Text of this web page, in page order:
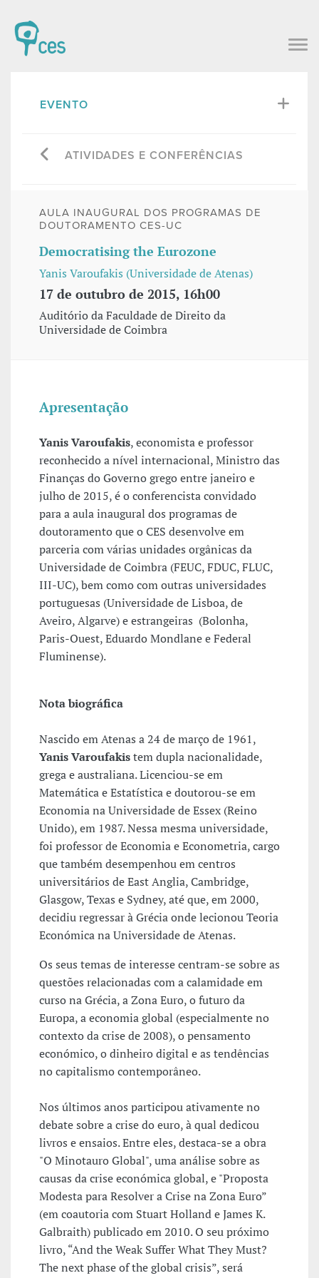
EVENTO
ATIVIDADES E CONFERÊNCIAS
AULA INAUGURAL DOS PROGRAMAS DE
DOUTORAMENTO CES-UC
Democratising the Eurozone
Yanis Varoufakis (Universidade de Atenas)
17 de outubro de 2015, 16h00
Auditório da Faculdade de Direito da
Universidade de Coimbra
Apresentação
Yanis Varoufakis, economista e professor
reconhecido a nível internacional, Ministro das
Finanças do Governo grego entre janeiro e
julho de 2015, é o conferencista convidado
para a aula inaugural dos programas de
doutoramento que o CES desenvolve em
parceria com várias unidades orgânicas da
Universidade de Coimbra (FEUC, FDUC, FLUC,
III-UC), bem como com outras universidades
portuguesas (Universidade de Lisboa, de
Aveiro, Algarve) e estrangeiras (Bolonha,
Paris-Ouest, Eduardo Mondlane e Federal
Fluminense).
Nota biográfica
Nascido em Atenas a 24 de março de 1961,
Yanis Varoufakistem dupla nacionalidade,
grega e australiana. Licenciou-se em
Matemática e Estatística e doutorou-se em
Economia na Universidade de Essex (Reino
Unido), em 1987. Nessa mesma universidade,
foi professor de Economia e Econometria, cargo
que também desempenhou em centros
universitários de East Anglia, Cambridge,
Glasgow, Texas e Sydney, até que, em 2000,
decidiu regressar à Grécia onde lecionou Teoria
Económica na Universidade de Atenas.
Os seus temas de interesse centram-se sobre as
questões relacionadas com a calamidade em
curso na Grécia, a Zona Euro, o futuro da
Europa, a economia global (especialmente no
contexto da crise de 2008), o pensamento
económico, o dinheiro digital e as tendências
no capitalismo contemporâneo.
Nos últimos anos participou ativamente no
debate sobre a crise do euro, à qual dedicou
livros e ensaios. Entre eles, destaca-se a obra
"O Minotauro Global", uma análise sobre as
causas da crise económica global, e "Proposta
Modesta para Resolver a Crise na Zona Euro”
(em coautoria com Stuart Holland e James K.
Galbraith) publicado em 2010. O seu próximo
livro, “And the Weak Suffer What They Must?
The next phase of the global crisis”, será